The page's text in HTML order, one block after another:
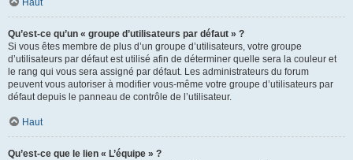
Haut
Qu’est-ce qu’un « groupe d’utilisateurs par défaut » ?
Si vous êtes membre de plus d’un groupe d’utilisateurs, votre groupe
d’utilisateurs par défaut est utilisé afin de déterminer quelle sera la couleur et
le rang qui vous sera assigné par défaut. Les administrateurs du forum
peuvent vous autoriser à modifier vous-même votre groupe d’utilisateurs par
défaut depuis le panneau de contrôle de l’utilisateur.
Haut
Qu’est-ce que le lien « L’équipe » ?